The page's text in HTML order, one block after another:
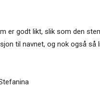
er godt likt, slik som den
til navnet, og nok også